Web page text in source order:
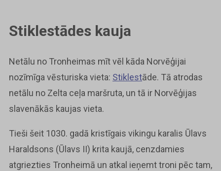
Stiklestādes kauja
Netālu no Tronheimas mīt vēl kāda Norvēģijai
nozīmīga vēsturiska vieta: Stiklestāde. Tā atrodas
netālu no Zelta ceļa maršruta, un tā ir Norvēģijas
slavenākās kaujas vieta.
Tieši šeit 1030. gadā kristīgais vikingu karalis Ūlavs
Haraldsons (Ūlavs II) krita kaujā, cenzdamies
atgriezties Tronheimā un atkal ieņemt troni pēc tam,